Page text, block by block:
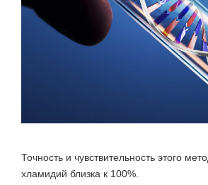
Точность и чувствительность этого
хламидий близка к 100%.